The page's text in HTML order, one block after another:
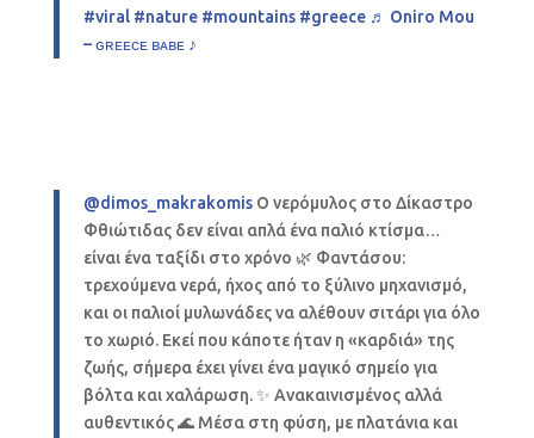
#viral #nature #mountains #greece ♬ Oniro Mou
– ɢʀᴇᴇᴄᴇ ʙᴀʙᴇ ♪
@dimos_makrakomisΟ νερόμυλος στο Δίκαστρο
Φθιώτιδας δεν είναι απλά ένα παλιό κτίσμα…
είναι ένα ταξίδι στο χρόνο 🌿 Φαντάσου:
τρεχούμενα νερά, ήχος από το ξύλινο μηχανισμό,
και οι παλιοί μυλωνάδες να αλέθουν σιτάρι για όλο
το χωριό. Εκεί που κάποτε ήταν η «καρδιά» της
ζωής, σήμερα έχει γίνει ένα μαγικό σημείο για
βόλτα και χαλάρωση. ✨ Ανακαινισμένος αλλά
αυθεντικός 🌊 Μέσα στη φύση, με πλατάνια και